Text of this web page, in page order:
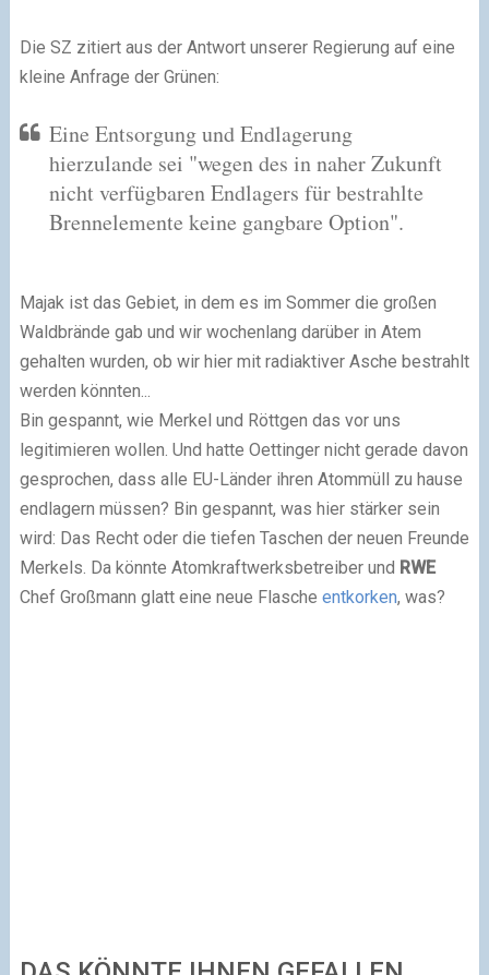
Die SZ zitiert aus der Antwort unserer Regierung auf eine
kleine Anfrage der Grünen:
Eine Entsorgung und Endlagerung
hierzulande sei "wegen des in naher Zukunft
nicht verfügbaren Endlagers für bestrahlte
Brennelemente keine gangbare Option".
Majak ist das Gebiet, in dem es im Sommer die großen
Waldbrände gab und wir wochenlang darüber in Atem
gehalten wurden, ob wir hier mit radiaktiver Asche bestrahlt
werden könnten...
Bin gespannt, wie Merkel und Röttgen das vor uns
legitimieren wollen. Und hatte Oettinger nicht gerade davon
gesprochen, dass alle EU-Länder ihren Atommüll zu hause
endlagern müssen? Bin gespannt, was hier stärker sein
wird: Das Recht oder die tiefen Taschen der neuen Freunde
Merkels. Da könnte Atomkraftwerksbetreiber und RWE
Chef Großmann glatt eine neue Flasche entkorken, was?